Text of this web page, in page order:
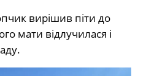
вирішив піти до
мати відлучилася і